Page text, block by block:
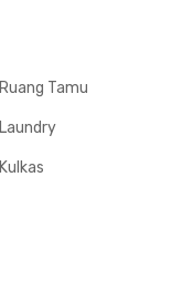
Ruang Tamu
Laundry
Kulkas